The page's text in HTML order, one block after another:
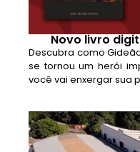
Novo livro
Descubra como
se tornou um herói
você vai enxergar sua